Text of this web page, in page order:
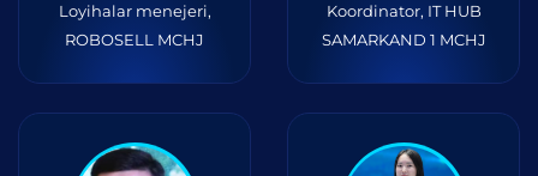
Loyihalar menejeri,
ROBOSELL MCHJ
Koordinator, IT HUB
SAMARKAND 1 MCHJ